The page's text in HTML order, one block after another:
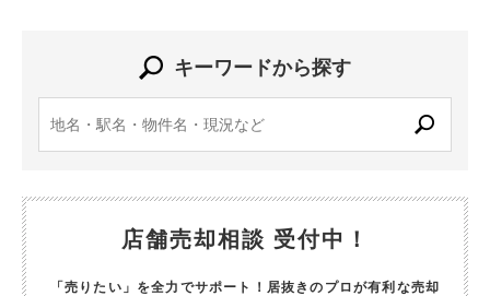
キーワードから探す
店舗売却相談 受付中！
「売りたい」を全力でサポート！居抜きのプロが有利な売却